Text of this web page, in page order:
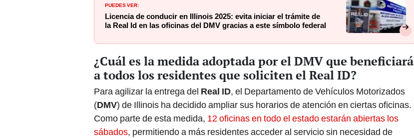
PUEDES VER:
Licencia de conducir en Illinois 2025: evita iniciar el trámite de
la Real Id en las oficinas del DMV gracias a este símbolo federal
¿Cuál es la medida adoptada por el DMV que beneficiará
a todos los residentes que soliciten el Real ID?
Para agilizar la entrega del Real ID, el Departamento de Vehículos Motorizados
(DMV) de Illinois ha decidido ampliar sus horarios de atención en ciertas oficinas.
Como parte de esta medida, 12 oficinas en todo el estado estarán abiertas los
sábados, permitiendo a más residentes acceder al servicio sin necesidad de